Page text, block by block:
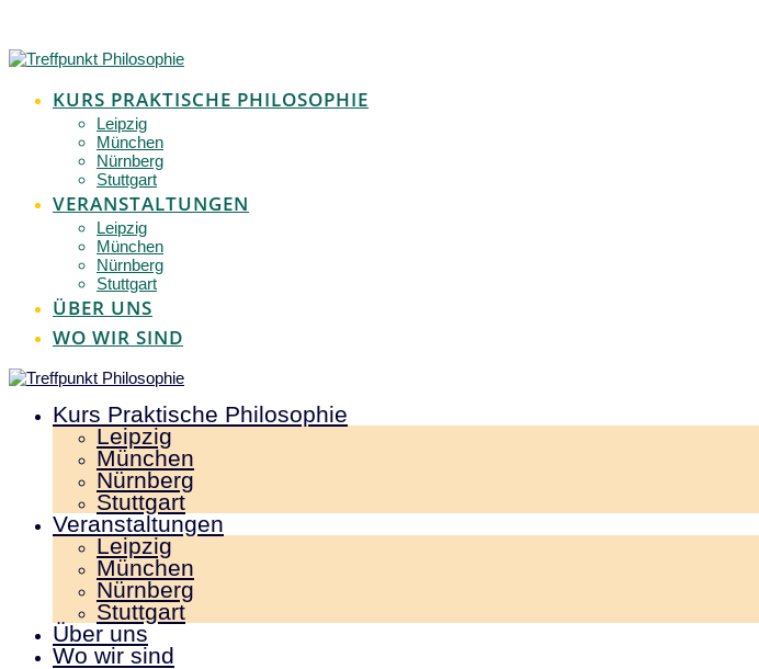
springen
KURS PRAKTISCHE PHILOSOPHIE
Leipzig
München
Nürnberg
Stuttgart
VERANSTALTUNGEN
Leipzig
München
Nürnberg
Stuttgart
ÜBER UNS
WO WIR SIND
Kurs Praktische Philosophie
Leipzig
München
Nürnberg
Stuttgart
Veranstaltungen
Leipzig
München
Nürnberg
Stuttgart
Über uns
Wo wir sind